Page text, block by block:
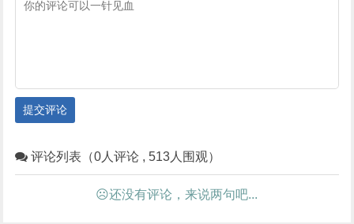
提交评论
评论列表（0人评论 , 513人围观）
☹还没有评论，来说两句吧...